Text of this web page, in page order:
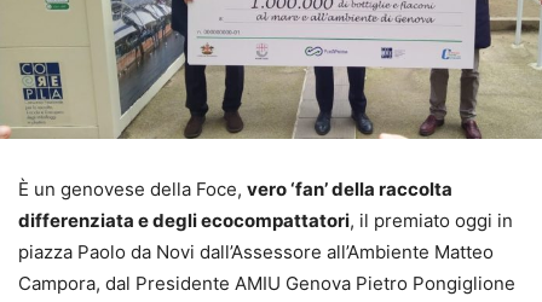
È un genovese della Foce, vero ‘fan’ della raccolta
differenziata e degli ecocompattatori, il premiato oggi in
piazza Paolo da Novi dall’Assessore all’Ambiente Matteo
Campora, dal Presidente AMIU Genova Pietro Pongiglione